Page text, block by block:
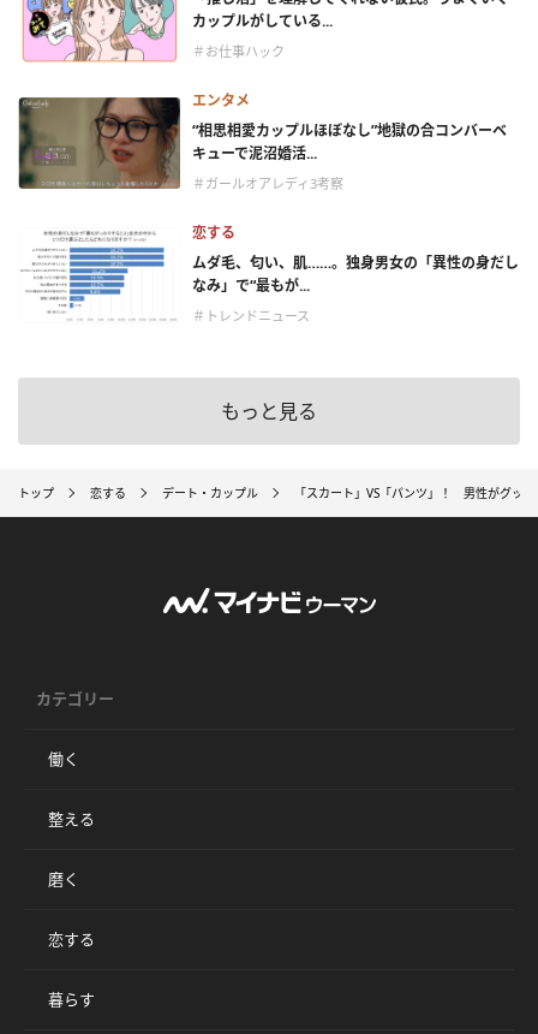
カップルがしている...
＃お仕事ハック
エンタメ
“相思相愛カップルほぼなし”地獄の合コンバーベ
キューで泥沼婚活...
＃ガールオアレディ3考察
恋する
ムダ毛、匂い、肌……。独身男女の「異性の身だし
なみ」で“最もが...
＃トレンドニュース
もっと見る
トップ 恋する デート・カップル 「スカート」VS「パンツ」！ 男性がグッ
カテゴリー
働く
整える
磨く
恋する
暮らす